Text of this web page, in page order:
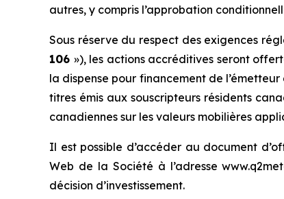
autres, y compris l’approbation
Sous réserve du respect des exigences
106 »), les actions accréditives seront
la dispense pour financement de
titres émis aux souscripteurs résidents
canadiennes sur les valeurs mobilières
Il est possible d’accéder au document
Web de la Société à l’adresse
décision d’investissement.